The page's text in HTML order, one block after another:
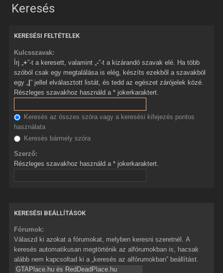
Keresés
KERESÉSI FELTÉTELEK
Kulcsszavak:
Írj „ +”-t a keresett, valamint „ -”-t a kizárandó szavak elé. Ha több
szóból csak egy megtalálása is elég, készíts ezekből a szavakból
egy „ |” jellel elválasztott listát, és tedd az egészet zárójelek közé.
Részleges szavakhoz használd a * jokerkaraktert.
Keresés az összes szóra vagy a keresési kifejezés pontos
használata
Keresés bármely szóra
Szerző:
Részleges szavakhoz használd a * jokerkaraktert.
KERESÉSI BEÁLLÍTÁSOK
Fórumok:
Válaszd ki azokat a fórumokat, melyben keresni szeretnél. A
keresés automatikusan megtörténik az alfórumokban is, hacsak
alább nem kapcsoltad ki a „keresés az alfórumokban” beállítást.